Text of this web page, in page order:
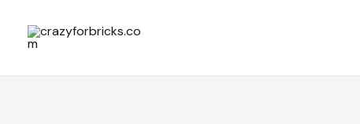
contenuto